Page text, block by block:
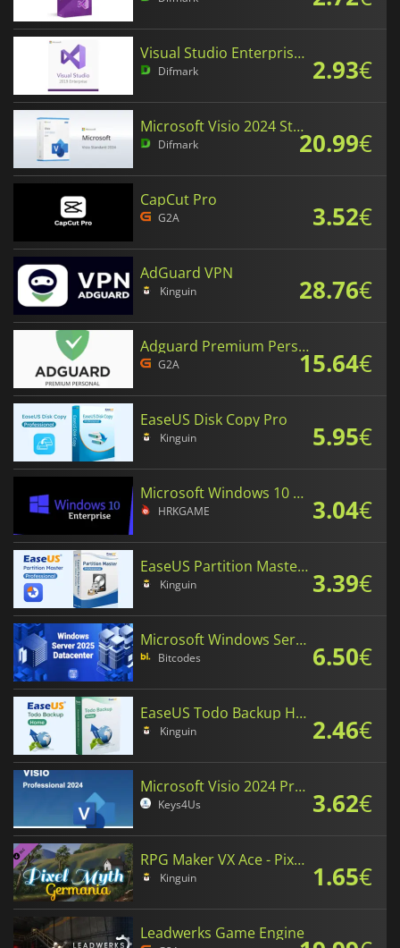
Visual Studio Enterprise 2019
Difmark 2.93€
Microsoft Visio 2024 Standard
Difmark 20.99€
CapCut Pro
G2A 3.52€
AdGuard VPN
Kinguin 28.76€
Adguard Premium Personnal
G2A 15.64€
EaseUS Disk Copy Pro
Kinguin 5.95€
Microsoft Windows 10 Enterprise
HRKGAME 3.04€
EaseUS Partition Master Professional
Kinguin 3.39€
Microsoft Windows Server 2025 Datacenter
Bitcodes 6.50€
EaseUS Todo Backup Home Edition
Kinguin 2.46€
Microsoft Visio 2024 Professional
Keys4Us 3.62€
RPG Maker VX Ace - Pixel Myth: Germania
Kinguin 1.65€
Leadwerks Game Engine